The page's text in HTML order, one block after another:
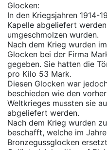
Glocken:
In den Kriegsjahren 1914-
Kapelle abgeliefert
umgeschmolzen wurden.
Nach dem Krieg wurden
Glocken bei der Firma
gegeben. Sie hatten die
pro Kilo 53 Mark.
Diesen Glocken war
beschieden wie den
Weltkrieges mussten sie
abgeliefert werden.
Nach dem Krieg wurden
beschafft, welche im
Bronzegussglocken